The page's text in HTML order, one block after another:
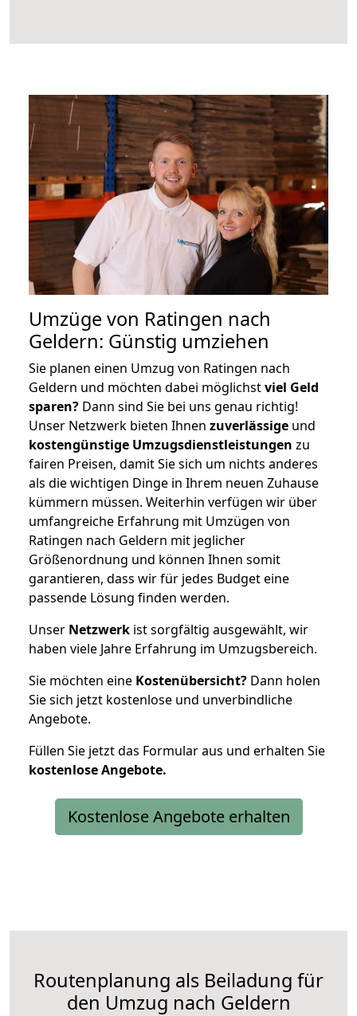
Umzüge von Ratingen nach
Geldern: Günstig umziehen
Sie planen einen Umzug von Ratingen nach
Geldern und möchten dabei möglichstviel Geld
sparen? Dann sind Sie bei uns genau richtig!
Unser Netzwerk bieten Ihnen zuverlässige und
kostengünstige Umzugsdienstleistungen zu
fairen Preisen, damit Sie sich um nichts anderes
als die wichtigen Dinge in Ihrem neuen Zuhause
kümmern müssen. Weiterhin verfügen wir über
umfangreiche Erfahrung mit Umzügen von
Ratingen nach Geldern mit jeglicher
Größenordnung und können Ihnen somit
garantieren, dass wir für jedes Budget eine
passende Lösung finden werden.
Unser Netzwerk ist sorgfältig ausgewählt, wir
haben viele Jahre Erfahrung im Umzugsbereich.
Sie möchten eine Kostenübersicht? Dann holen
Sie sich jetzt kostenlose und unverbindliche
Angebote.
Füllen Sie jetzt das Formular aus und erhalten Sie
kostenloseAngebote.
Kostenlose Angebote erhalten
Routenplanung als Beiladung für
den Umzug nach Geldern